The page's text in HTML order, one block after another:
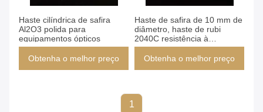
Haste cilíndrica de safira
Al2O3 polida para
equipamentos ópticos
Obtenha o melhor preço
Haste de safira de 10 mm de
diâmetro, haste de rubi
2040C resistência à
temperatura
Obtenha o melhor preço
1